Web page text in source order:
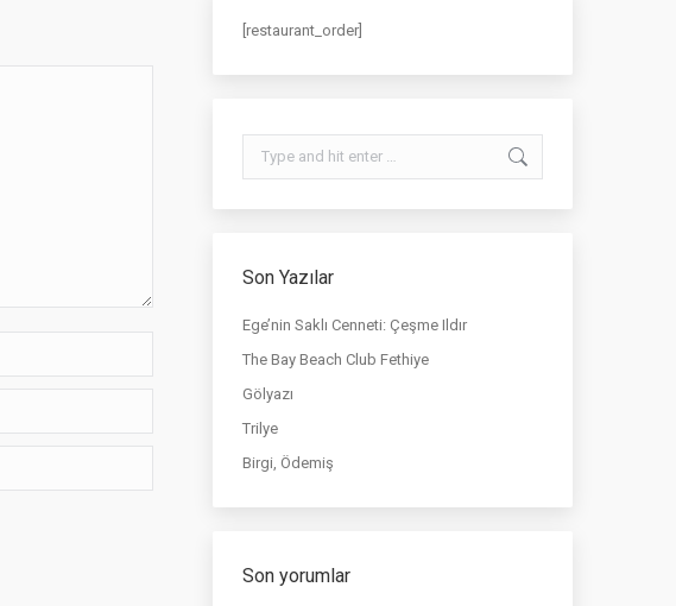
[restaurant_order]
Search:
Son Yazılar
Ege’nin Saklı Cenneti: Çeşme Ildır
The Bay Beach Club Fethiye
Gölyazı
Trilye
Birgi, Ödemiş
Son yorumlar